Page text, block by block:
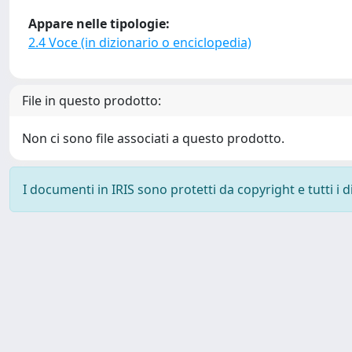
Appare nelle tipologie:
2.4 Voce (in dizionario o enciclopedia)
File in questo prodotto:
Non ci sono file associati a questo prodotto.
I documenti in IRIS sono protetti da copyright e tutti i